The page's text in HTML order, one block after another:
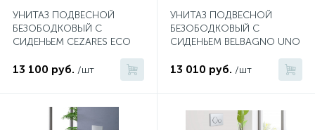
УНИТАЗ ПОДВЕСНОЙ
БЕЗОБОДКОВЫЙ С
СИДЕНЬЕМ CEZARES ECO
13 100 руб. /шт
УНИТАЗ ПОДВЕСНОЙ
БЕЗОБОДКОВЫЙ С
СИДЕНЬЕМ BELBAGNO UNO
13 010 руб. /шт
Для душа
Донные клапаны
12
Донный клапан